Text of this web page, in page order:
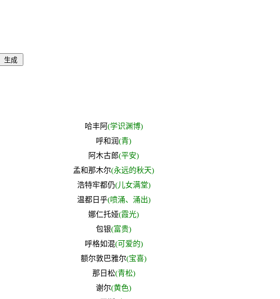
哈丰阿 (学识渊博)
呼和润(青)
阿木古郎(平安)
孟和那木尔(永远的秋天)
浩特牢都仍(儿女满堂)
温都日乎(喷涌、涌出)
娜仁托娅(霞光)
包银(富贵)
呼格如混(可爱的)
额尔敦巴雅尔(宝喜)
那日松(青松)
谢尔(黄色)